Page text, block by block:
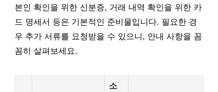
본인 확인을 위한 신분증, 거래 내역 확인을 위한 카
드 명세서 등은 기본적인 준비물입니다. 필요한 경
우 추가 서류를 요청받을 수 있으니, 안내 사항을 꼼
꼼히 살펴보세요.
소